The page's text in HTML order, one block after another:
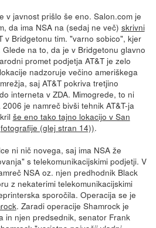
v javnost prišlo še eno. Salon.com je
da ima NSA na (sedaj ne več) skrivni
v Bridgetonu tim. "varno sobico", kjer
na to, da je v Bridgetonu glavno
promet podjetja AT&T je zelo
nadzoruje večino ameriškega
saj AT&T pokriva tretjino
interneta v ZDA. Mimogrede, to ni
je namreč bivši tehnik AT&T-ja
še eno tako tajno lokacijo v San
fotografije (glej stran 14)).
ni nič novega, saj ima NSA že
s telekomunikacijskimi podjetji. V
NSA oz. njen predhodnik Black
z nekaterimi telekomunikacijskimi
sporočila. Operacija se je
. Zaradi operacije Shamrock je
in njen predsednik, senator Frank